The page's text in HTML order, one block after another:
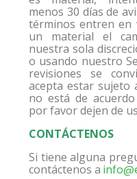
menos 30 días de
términos entren en
un material el
nuestra sola
o usando nuestro
revisiones se
acepta estar sujeto
no está de
por favor dejen de
CONTÁCTENOS
Si tiene alguna
contáctenos a